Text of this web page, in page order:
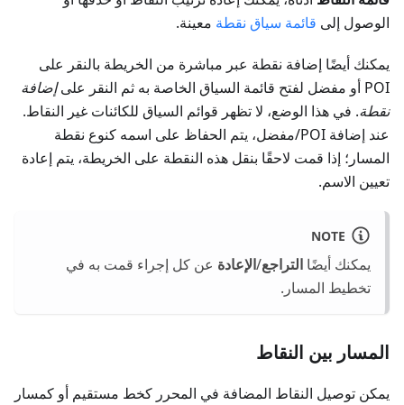
الوصول إلى قائمة سياق نقطة معينة.
يمكنك أيضًا إضافة نقطة عبر مباشرة من الخريطة بالنقر على
POI أو مفضل لفتح قائمة السياق الخاصة به ثم النقر على
إضافة
نقطة. في هذا الوضع، لا تظهر قوائم السياق للكائنات غير النقاط.
عند إضافة POI/مفضل، يتم الحفاظ على اسمه كنوع نقطة
المسار؛ إذا قمت لاحقًا بنقل هذه النقطة على الخريطة، يتم إعادة
تعيين الاسم.
NOTE
يمكنك أيضًا التراجع/الإعادة عن كل إجراء قمت به في
تخطيط المسار.
المسار بين النقاط
يمكن توصيل النقاط المضافة في المحرر كخط مستقيم أو كمسار